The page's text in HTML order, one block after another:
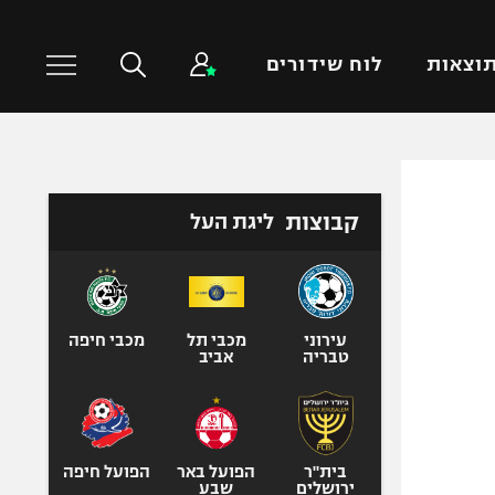
תוצאות לוח שידורים
טניס
כדורעף
ספורט אולימפי
קבוצות ליגת העל
עירוני
טבריה
מכבי תל
אביב
מכבי חיפה
בית"ר
ירושלים
הפועל באר
שבע
הפועל חיפה